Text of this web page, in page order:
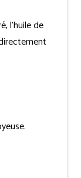
l’huile de